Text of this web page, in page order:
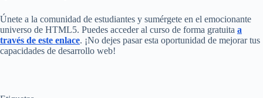
Únete a la comunidad de estudiantes y sumérgete en el emocionante
universo de HTML5. Puedes acceder al curso de forma gratuita a
través de este enlace. ¡No dejes pasar esta oportunidad de mejorar tus
capacidades de desarrollo web!